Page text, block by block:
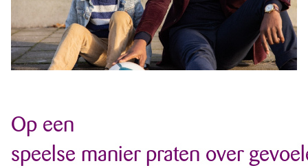
Op een
speelse manier praten over